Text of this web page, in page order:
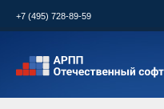
+7 (495) 728-89-59